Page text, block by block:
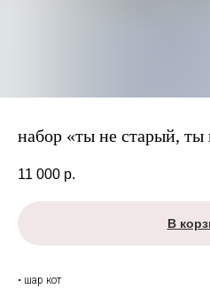
набор «ты не старый,
11 000 р.
В
• шар кот